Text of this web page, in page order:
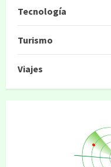
Tecnología
Turismo
Viajes